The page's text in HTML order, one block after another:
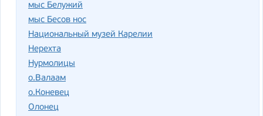
мыс Белужий
мыс Бесов нос
Национальный музей Карелии
Нерехта
Нурмолицы
о.Валаам
о.Коневец
Олонец